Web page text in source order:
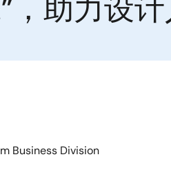
，助力设
Business Division